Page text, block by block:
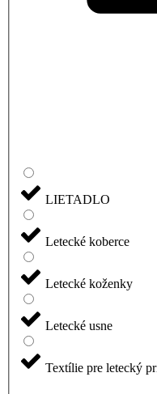
LIETADLO
Letecké koberce
Letecké koženky
Letecké usne
Textílie pre letecký